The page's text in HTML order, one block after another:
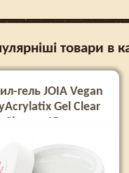
товари в
гель JOIA Vegan
Gel Clear
Charm, 15 мл